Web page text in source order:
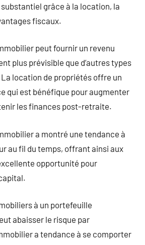
grâce à la location, la
fiscaux.
peut fournir un revenu
plus prévisible que d’autres types
location de propriétés offre un
qui est bénéfique pour augmenter
les finances post-retraite.
a montré une tendance à
au fil du temps, offrant ainsi aux
opportunité pour
à un portefeuille
abaisser le risque par
a tendance à se comporter